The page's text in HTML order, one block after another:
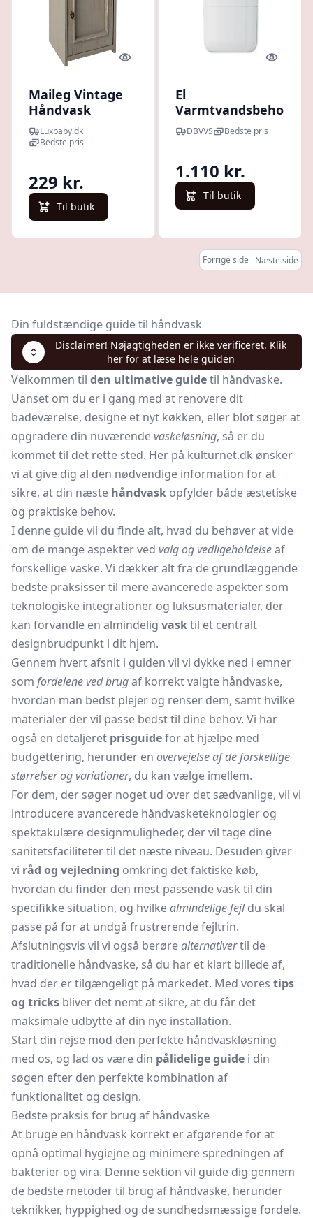
Quick look
Maileg Vintage
Håndvask
Luxbaby.dk
Bedste pris
229 kr.
Til butik
Quick
El
Varmtvandsbeholder
10 L - Til
ophængning, studse
DBVVS Bedste pris
1.110 kr.
Til butik
Forrige side Næste side
Din fuldstændige guide til håndvask
Disclaimer! Nøjagtigheden er ikke verificeret. Klik
her for at læse hele guiden
Velkommen til den ultimative guidetil håndvaske.
Uanset om du er i gang med at renovere dit
badeværelse, designe et nyt køkken, eller blot søger at
opgradere din nuværendevaskeløsning, så er du
kommet til det rette sted. Her på kulturnet.dk ønsker
vi at give dig al den nødvendige information for at
sikre, at din næste håndvask opfylder både æstetiske
og praktiske behov.
I denne guide vil du finde alt, hvad du behøver at vide
om de mange aspekter ved valg og vedligeholdelseaf
forskellige vaske. Vi dækker alt fra de grundlæggende
bedste praksisser til mere avancerede aspekter som
teknologiske integrationer og luksusmaterialer, der
kan forvandle en almindelig vasktil et centralt
designbrudpunkt i dit hjem.
Gennem hvert afsnit i guiden vil vi dykke ned i emner
som fordelene ved brugaf korrekt valgte håndvaske,
hvordan man bedst plejer og renser dem, samt hvilke
materialer der vil passe bedst til dine behov. Vi har
også en detaljeret prisguidefor at hjælpe med
budgettering, herunder en overvejelse af de forskellige
størrelser og variationer, du kan vælge imellem.
For dem, der søger noget ud over det sædvanlige, vil vi
introducere avancerede håndvasketeknologier og
spektakulære designmuligheder, der vil tage dine
sanitetsfaciliteter til det næste niveau. Desuden giver
vi råd og vejledning omkring det faktiske køb,
hvordan du finder den mest passende vask til din
specifikke situation, og hvilkealmindelige fejldu skal
passe på for at undgå frustrerende fejltrin.
Afslutningsvis vil vi også berørealternativertil de
traditionelle håndvaske, så du har et klart billede af,
hvad der er tilgængeligt på markedet. Med vores tips
og tricks bliver det nemt at sikre, at du får det
maksimale udbytte af din nye installation.
Start din rejse mod den perfekte håndvaskløsning
med os, og lad os være din pålidelige guide i din
søgen efter den perfekte kombination af
funktionalitet og design.
Bedste praksis for brug af håndvaske
At bruge en håndvask korrekt er afgørende for at
opnå optimal hygiejne og minimere spredningen af
bakterier og vira. Denne sektion vil guide dig gennem
de bedste metoder til brug af håndvaske, herunder
teknikker, hyppighed og de sundhedsmæssige fordele.